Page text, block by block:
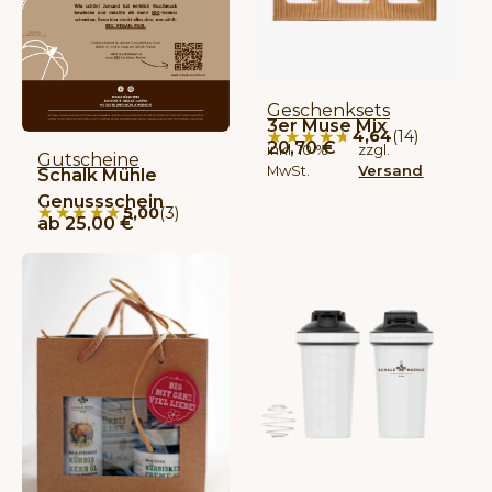
Gutscheine
Schalk Mühle
Genussschein
★★★★★
★★★★★5,00(3)
ab25,00€
Geschenksets
3er Muse Mix
★★★★★
★★★★★4,64(14)
20,70€
inkl. 10 %
MwSt.
zzgl.
Versand